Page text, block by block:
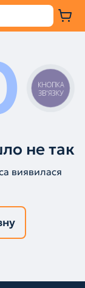
не так
виявилася
КНОПКА
ЗВ'ЯЗКУ